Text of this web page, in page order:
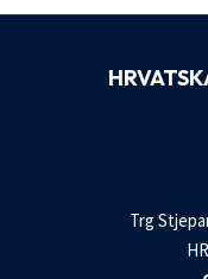
Trg